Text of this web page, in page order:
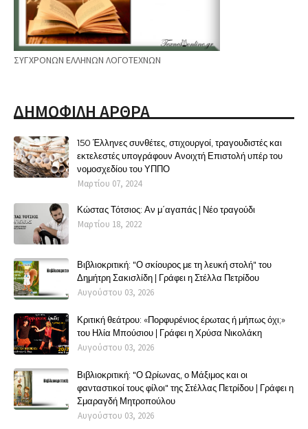
ΣΥΓΧΡΟΝΩΝ ΕΛΛΗΝΩΝ ΛΟΓΟΤΕΧΝΩΝ
ΔΗΜΟΦΙΛΗ ΑΡΘΡΑ
150 Έλληνες συνθέτες, στιχουργοί, τραγουδιστές και
εκτελεστές υπογράφουν Ανοιχτή Επιστολή υπέρ του
νομοσχεδίου του ΥΠΠΟ
Μαρτίου 07, 2024
Κώστας Τότσιος: Αν μ΄αγαπάς | Νέο τραγούδι
Μαρτίου 18, 2022
Βιβλιοκριτική: "Ο σκίουρος με τη λευκή στολή" του
Δημήτρη Σακισλίδη | Γράφει η Στέλλα Πετρίδου
Αυγούστου 03, 2026
Κριτική θεάτρου: «Πορφυρένιος έρωτας ή μήπως όχι;»
του Ηλία Μπούσιου | Γράφει η Χρύσα Νικολάκη
Αυγούστου 03, 2026
Βιβλιοκριτική: "Ο Ωρίωνας, ο Μάξιμος και οι
φανταστικοί τους φίλοι" της Στέλλας Πετρίδου | Γράφει η
Σμαραγδή Μητροπούλου
Αυγούστου 03, 2026